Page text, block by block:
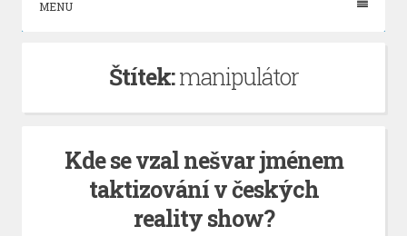
MENU
Štítek:manipulátor
Kde se vzal nešvar jménem
taktizování v českých
reality show?